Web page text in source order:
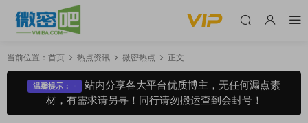
当前位置： 首页 热点资讯 微密热点 正文
温馨提示：
站内分享各大平台优质博主，无任何漏点素
材，有需求请另寻！同行请勿搬运查到会封号！